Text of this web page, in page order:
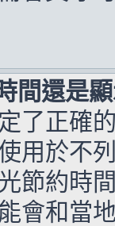
間還是
了正確
用於不
節約時
會和當